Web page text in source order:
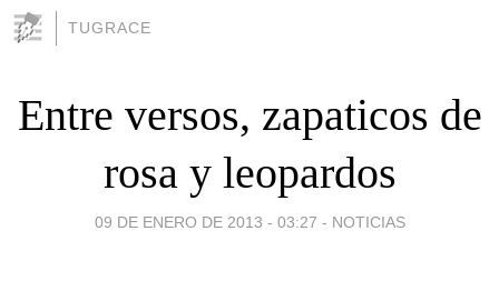
TUGRACE
Entre versos, zapaticos de
rosa y leopardos
09 DE ENERO DE 2013 - 03:27 - NOTICIAS